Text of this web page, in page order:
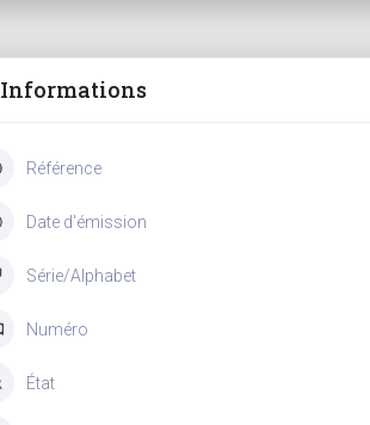
Informations
Référence
Date d'émission
Série/Alphabet
Numéro
État